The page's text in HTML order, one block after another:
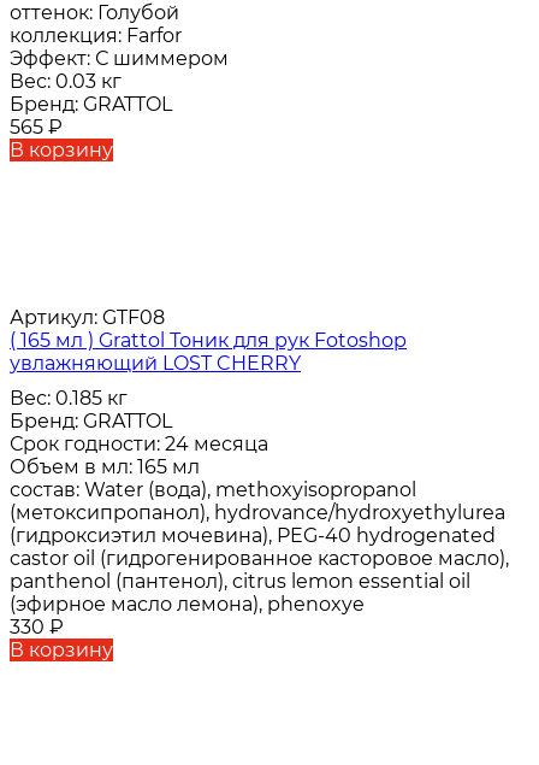
оттенок: Голубой
коллекция: Farfor
Эффект: С шиммером
Вес: 0.03 кг
Бренд: GRATTOL
565 ₽
В корзину
Артикул: GTF08
( 165 мл ) Grattol Тоник для рук Fotoshop
увлажняющий LOST CHERRY
Вес: 0.185 кг
Бренд: GRATTOL
Срок годности: 24 месяца
Объем в мл: 165 мл
состав: Water (вода), methoxyisopropanol
(метоксипропанол), hydrovance/hydroxyethylurea
(гидроксиэтил мочевина), PEG-40 hydrogenated
castor oil (гидрогенированное касторовое масло),
panthenol (пантенол), citrus lemon essential oil
(эфирное масло лемона), phenoxye
330 ₽
В корзину